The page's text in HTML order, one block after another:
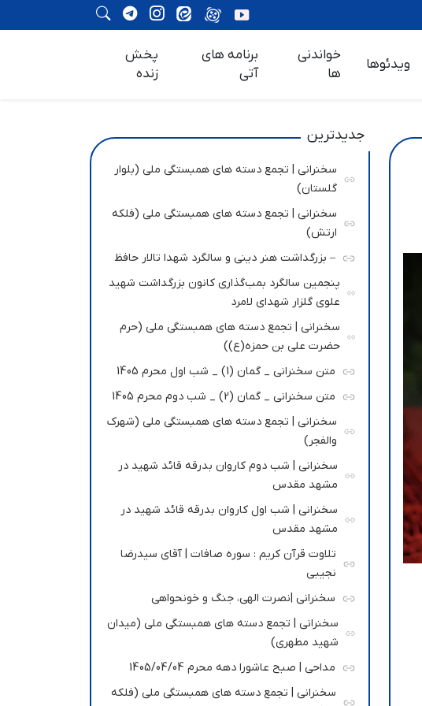
ویدئوها
خواندنی
ها
برنامه های
آتی
پخش
زنده
جدیدترین
سخنرانی | تجمع دسته های همبستگی ملی (بلوار
گلستان)
سخنرانی | تجمع دسته های همبستگی ملی (فلکه
ارتش)
– بزرگداشت هنر دینی و سالگرد شهدا تالار حافظ
پنجمین سالگرد بمب‌گذاری کانون بزرگداشت شهید
علوی گلزار شهدای لامرد
سخنرانی | تجمع دسته های همبستگی ملی (حرم
حضرت علی بن حمزه(ع))
متن سخنرانی _ گمان (1) _ شب اول محرم 1405
متن سخنرانی _ گمان (2) _ شب دوم محرم 1405
سخنرانی | تجمع دسته های همبستگی ملی (شهرک
والفجر)
سخنرانی | شب دوم کاروان بدرقه قائد شهید در
مشهد مقدس
سخنرانی | شب اول کاروان بدرقه قائد شهید در
مشهد مقدس
تلاوت قرآن کریم : سوره صافات | آقای سیدرضا
نجیبی
سخنرانی |نصرت الهی، جنگ و خونحواهی
سخنرانی | تجمع دسته های همبستگی ملی (میدان
شهید مطهری)
مداحی | صبح عاشورا دهه محرم 1405/04/04
سخنرانی | تجمع دسته های همبستگی ملی (فلکه